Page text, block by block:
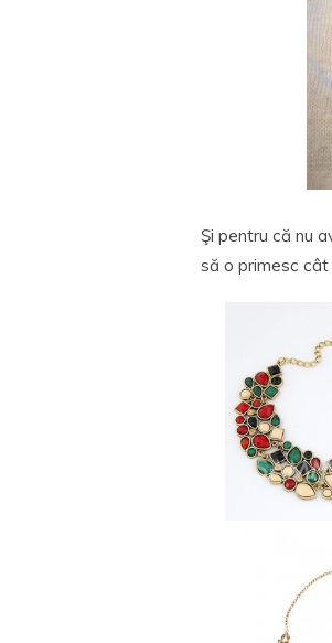
Şi pentru că nu
să o primesc cât